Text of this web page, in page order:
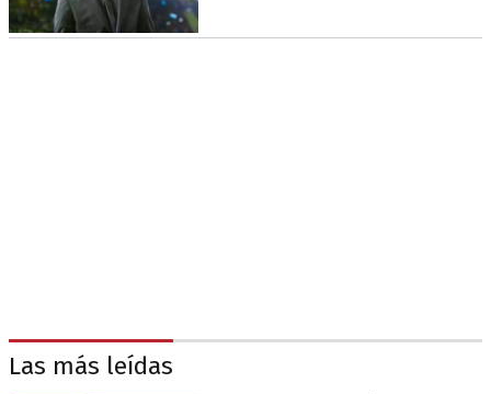
Las más leídas